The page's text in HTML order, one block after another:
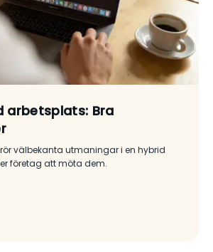
arbetsplats: Bra
välbekanta utmaningar i en hybrid
företag att möta dem.